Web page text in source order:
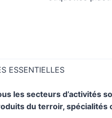
ESSENTIELLES
les secteurs d’activités
du terroir, spécialités